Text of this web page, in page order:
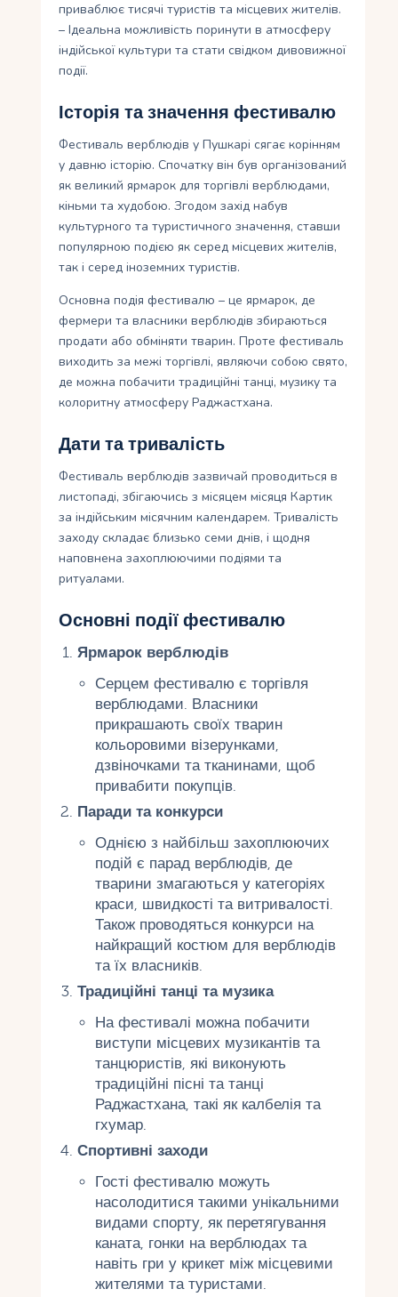
приваблює тисячі туристів та місцевих жителів.
– Ідеальна можливість поринути в атмосферу
індійської культури та стати свідком дивовижної
події.
Історія та значення фестивалю
Фестиваль верблюдів у Пушкарі сягає корінням
у давню історію. Спочатку він був організований
як великий ярмарок для торгівлі верблюдами,
кіньми та худобою. Згодом захід набув
культурного та туристичного значення, ставши
популярною подією як серед місцевих жителів,
так і серед іноземних туристів.
Основна подія фестивалю – це ярмарок, де
фермери та власники верблюдів збираються
продати або обміняти тварин. Проте фестиваль
виходить за межі торгівлі, являючи собою свято,
де можна побачити традиційні танці, музику та
колоритну атмосферу Раджастхана.
Дати та тривалість
Фестиваль верблюдів зазвичай проводиться в
листопаді, збігаючись з місяцем місяця Картик
за індійським місячним календарем. Тривалість
заходу складає близько семи днів, і щодня
наповнена захоплюючими подіями та
ритуалами.
Основні події фестивалю
Ярмарок верблюдів
Серцем фестивалю є торгівля
верблюдами. Власники
прикрашають своїх тварин
кольоровими візерунками,
дзвіночками та тканинами, щоб
привабити покупців.
Паради та конкурси
Однією з найбільш захоплюючих
подій є парад верблюдів, де
тварини змагаються у категоріях
краси, швидкості та витривалості.
Також проводяться конкурси на
найкращий костюм для верблюдів
та їх власників.
Традиційні танці та музика
На фестивалі можна побачити
виступи місцевих музикантів та
танцюристів, які виконують
традиційні пісні та танці
Раджастхана, такі як калбелія та
гхумар.
Спортивні заходи
Гості фестивалю можуть
насолодитися такими унікальними
видами спорту, як перетягування
каната, гонки на верблюдах та
навіть гри у крикет між місцевими
жителями та туристами.